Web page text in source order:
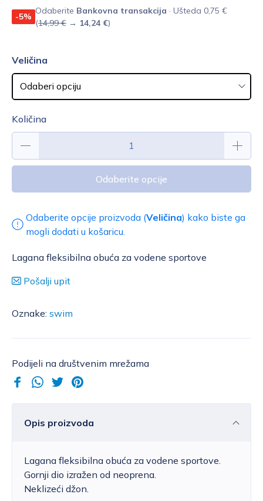
-5%
Odaberite Bankovna transakcija · Ušteda 0,75 €
(14,99 € → 14,24 €)
Veličina
Količina
Odaberite opcije
Odaberite opcije proizvoda (Veličina) kako biste ga
mogli dodati u košaricu.
Lagana fleksibilna obuća za vodene sportove
Pošalji upit
Oznake: swim
Podijeli na društvenim mrežama
Opis proizvoda
Lagana fleksibilna obuća za vodene sportove.
Gornji dio izražen od neoprena.
Neklizeći džon.